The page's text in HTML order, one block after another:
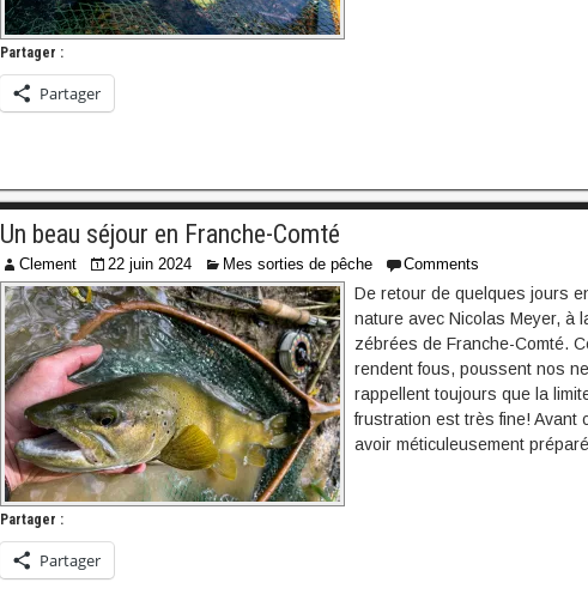
Partager :
Partager
Un beau séjour en Franche-Comté
Clement 22 juin 2024 Mes sorties de pêche Comments
De retour de quelques jours
nature avec Nicolas Meyer, à
zébrées de Franche-Comté.
rendent fous, poussent nos
rappellent toujours que la
frustration est très fine! Avant
avoir méticuleusement
Partager :
Partager